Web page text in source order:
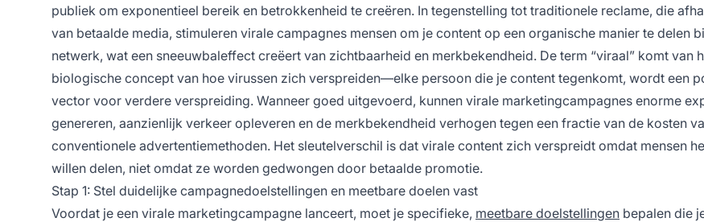
publiek om exponentieel bereik en betrokkenheid te creëren. In tegenstelling tot traditionele reclame, die
van betaalde media, stimuleren virale campagnes mensen om je content op een organische manier te delen
netwerk, wat een sneeuwbaleffect creëert van zichtbaarheid en merkbekendheid. De term “viraal” komt van
biologische concept van hoe virussen zich verspreiden—elke persoon die je content tegenkomt, wordt een
vector voor verdere verspreiding. Wanneer goed uitgevoerd, kunnen virale marketingcampagnes enorme
genereren, aanzienlijk verkeer opleveren en de merkbekendheid verhogen tegen een fractie van de kosten
conventionele advertentiemethoden. Het sleutelverschil is dat virale content zich verspreidt omdat mensen
willen delen, niet omdat ze worden gedwongen door betaalde promotie.
Stap 1: Stel duidelijke campagnedoelstellingen en meetbare doelen vast
Voordat je een virale marketingcampagne lanceert, moet je specifieke, meetbare doelstellingen bepalen die